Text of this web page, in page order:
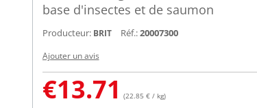
base d'insectes et de saumon
Producteur: BRIT Réf.:20007300
Ajouter un avis
€13.71 (22.85 € / kg)